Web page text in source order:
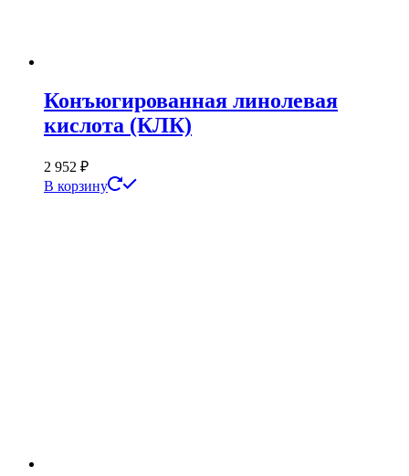
Конъюгированная линолевая
кислота (КЛК)
2 952 ₽
В корзину